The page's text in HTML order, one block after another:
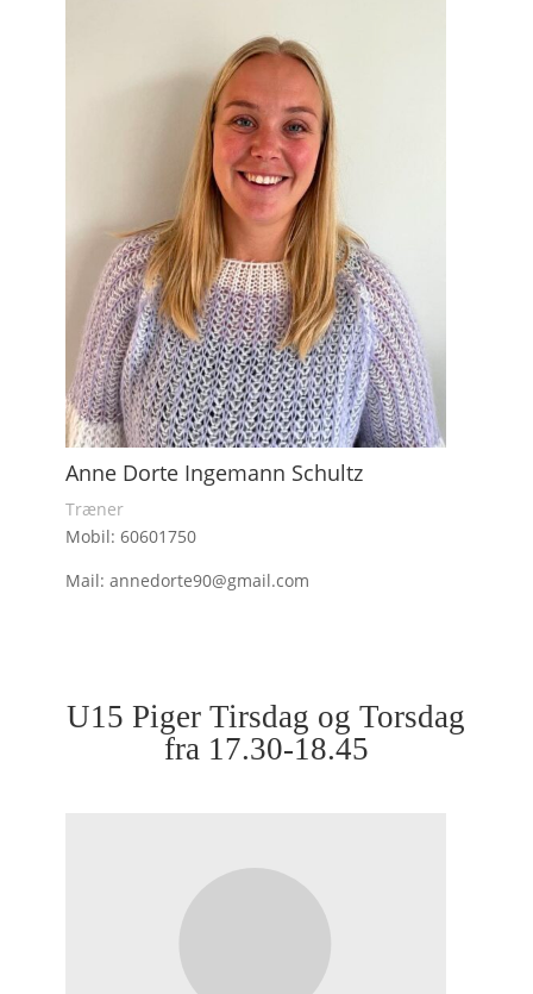
Anne Dorte Ingemann Schultz
Træner
Mobil: 60601750
Mail: annedorte90@gmail.com
U15 Piger Tirsdag og Torsdag
fra 17.30-18.45